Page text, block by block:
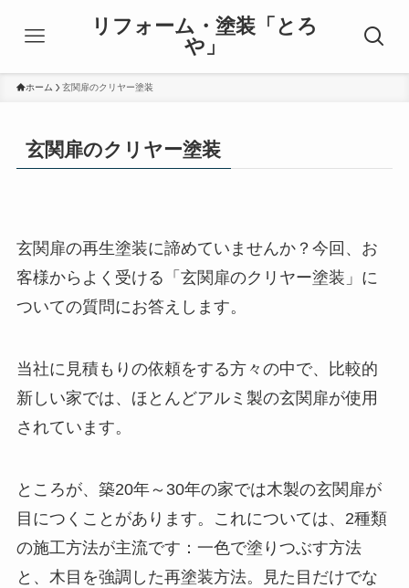
リフォーム・塗装「とろ
や」
ホーム 玄関扉のクリヤー塗装
玄関扉のクリヤー塗装
玄関扉の再生塗装に諦めていませんか？今回、お
客様からよく受ける「玄関扉のクリヤー塗装」に
ついての質問にお答えします。
当社に見積もりの依頼をする方々の中で、比較的
新しい家では、ほとんどアルミ製の玄関扉が使用
されています。
ところが、築20年～30年の家では木製の玄関扉が
目につくことがあります。これについては、2種類
の施工方法が主流です：一色で塗りつぶす方法
と、木目を強調した再塗装方法。見た目だけでな